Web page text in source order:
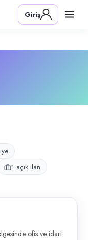
Profili
ofis ve idari
Giriş
1 açık ilan
ofis ve idari